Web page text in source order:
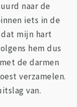
naar de
iets in de
mijn hart
hem dus
de darmen
verzamelen.
van.